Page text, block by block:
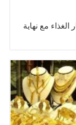
مع نهاية